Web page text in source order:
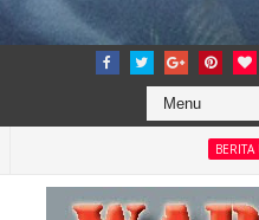
BERITA UTAMA
4: Pelindo Jasa Maritim